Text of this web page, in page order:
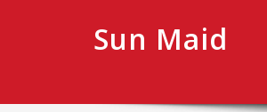
Sun Maid